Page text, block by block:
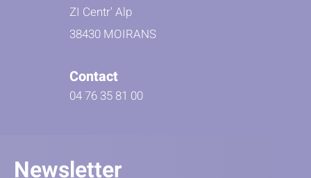
ZI Centr' Alp
38430 MOIRANS
Contact
04 76 35 81 00
Newsletter